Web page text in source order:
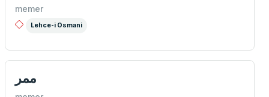
memer
Lehce-i Osmani
ممر